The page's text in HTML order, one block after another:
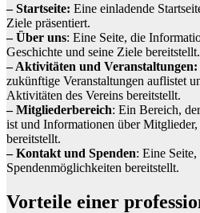
– Startseite: Eine einladende
Ziele präsentiert.
– Über uns: Eine Seite, die
Geschichte und seine Ziele bereitstellt.
– Aktivitäten und Veranstaltungen:
zukünftige Veranstaltungen auflistet
Aktivitäten des Vereins bereitstellt.
– Mitgliederbereich: Ein Bereich,
ist und Informationen über
bereitstellt.
– Kontakt und Spenden: Eine
Spendenmöglichkeiten bereitstellt.
Vorteile einer